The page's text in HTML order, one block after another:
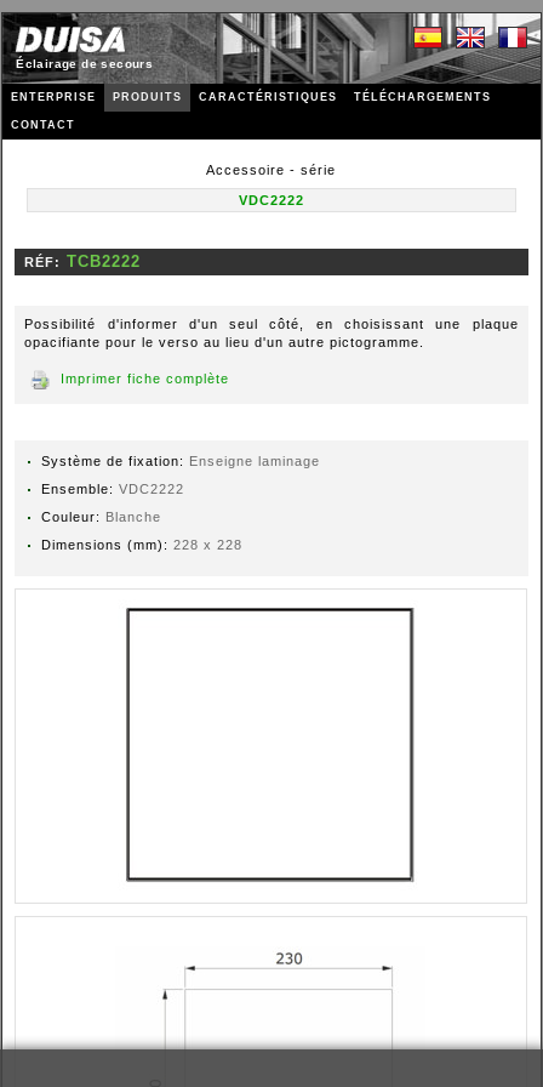
Éclairage de secours
ENTERPRISE PRODUITS CARACTÉRISTIQUES TÉLÉCHARGEMENTS
CONTACT
Accessoire - série
VDC2222
RÉF:
Possibilité d'informer d'un seul côté, en choisissant une plaque
opacifiante pour le verso au lieu d'un autre pictogramme.
Imprimer fiche complète
Système de fixation: Enseigne laminage
Ensemble:VDC2222
Couleur: Blanche
Dimensions (mm):228 x 228